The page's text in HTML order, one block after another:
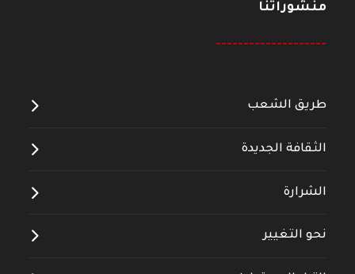
منشوراتنا
--------------------
طريق الشعب
الثقافة الجديدة
الشرارة
نحو التغيير